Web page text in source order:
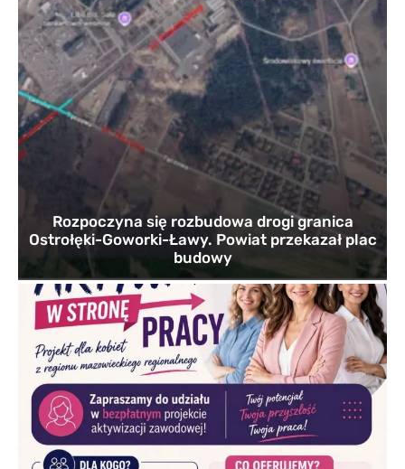
Rozpoczyna się rozbudowa drogi granica
Ostrołęki-Goworki-Ławy. Powiat przekazał plac
budowy